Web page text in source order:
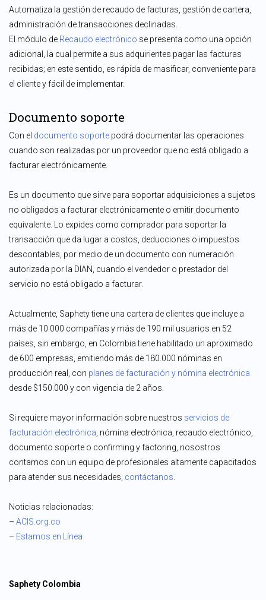
Automatiza la gestión de recaudo de facturas, gestión de cartera,
administración de transacciones declinadas.
El módulo de Recaudo electrónico se presenta como una opción
adicional, la cual permite a sus adquirientes pagar las facturas
recibidas; en este sentido, es rápida de masificar, conveniente para
el cliente y fácil de implementar.
Documento soporte
Con el documento soporte podrá documentar las operaciones
cuando son realizadas por un proveedor que no está obligado a
facturar electrónicamente.
Es un documento que sirve para soportar adquisiciones a sujetos
no obligados a facturar electrónicamente o emitir documento
equivalente. Lo expides como comprador para soportar la
transacción que da lugar a costos, deducciones o impuestos
descontables, por medio de un documento con numeración
autorizada por la DIAN, cuando el vendedor o prestador del
servicio no está obligado a facturar.
Actualmente, Saphety tiene una cartera de clientes que incluye a
más de 10.000 compañías y más de 190 mil usuarios en 52
países, sin embargo, en Colombia tiene habilitado un aproximado
de 600 empresas, emitiendo más de 180.000 nóminas en
producción real, con planes de facturación y nómina electrónica
desde $150.000 y con vigencia de 2 años.
Si requiere mayor información sobre nuestros servicios de
facturación electrónica , nómina electrónica, recaudo electrónico,
documento soporte o confirming y factoring, nosostros
contamos con un equipo de profesionales altamente capacitados
para atender sus necesidades, contáctanos
Noticias relacionadas:
– ACIS.org.co
– Estamos en Línea
Saphety Colombia